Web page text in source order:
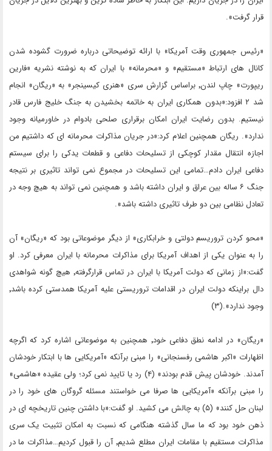
قرار گرفت».
«رئیس جمهوری وقت آمریکا» با ارائه توضیحاتی درباره ضرورت گشوده شدن
کانال های ارتباط «مستقیم» و «محرمانه» با ایران که به نوشته نشریه «فارین
ریپورت» چاپ لندن٬ براساس گزارش سری «هنری کیسینجر» به «ریگان» انجام
شد ۲ افزود:«بدون همکاری ایران به خاتمه بخشیدن به جنگ خلیج فارس قادر
نیستیم. بدون رضایت ایران امکان برقراری صلحی بادوام در خاورمیانه وجود
ندارد». ریگان همچنین اعلام کرد:«در جریان مذاکرات محرمانه ای که داشتیم من
اجازه انتقال مقدار کوچکی از تسلیحات دفاعی و قطعات یدکی را برای سیستم
دفاعی ایران دادم…تمامی این تسلیحات در مجموع نمی تواند تاثیری بر نتیجه
جنگ ۶ ساله بین عراق و ایران داشته باشد و همچنین نمی تواند به هیچ وجه در
تعادل نظامی بین دو طرف تاثیری داشته باشد».
«محو کردن تروریسم دولتی و خرابکاری» از دیگر موضوعاتی بود که «ریگان» آن
را به عنوان یکی از اهداف آمریکا برای مذاکرات محرمانه با ایران معرفی کرد. او
گفت:«از زمانی که دولت آمریکا با ایران در تماس قرارگرفته٬ هیچ گونه شواهدی
دال براینکه دولت ایران در اقدامات تروریستی علیه آمریکا همدستی کرده باشد٬
وجود ندارد».(۳)
«ریگان» در ادامه نطق دفاعی خود٬ همچنین به موضوعاتی اشاره کرد که اگرچه
اظهارات «اکبر هاشمی رفسنجانی» را مبنی برآنکه «آمریکایی ها با ابتکار خودشان
آمدند. خودشان پیش قدم بودند» (۴) رد یا تایید نمی کرد؛ ولی عقیده «هاشمی»
را مبنی برآنکه «آمریکایی ها صرفا می خواستند مسئله گروگان های خود را در
لبنان حل کنند» (۵) به چالش می کشید. او گفت:«با داشتن چنین تاریخچه ای در
ذهن خود بود که ما سال گذشته هنگامی که نسبت به امکان تثبیت یک سری
مذاکرات مستقیم با مقامات ایران مطلع شدیم٬ آن را قبول کردیم…مذاکرات ما در